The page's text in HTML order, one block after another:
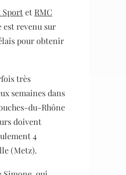
Sportet RMC
est revenu sur
pour obtenir
très
semaines dans
du-Rhône
doivent
4
(Metz).